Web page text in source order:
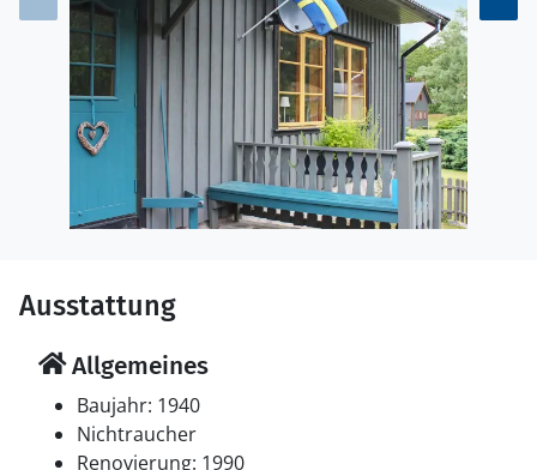
Ausstattung
Allgemeines
Baujahr: 1940
Nichtraucher
Renovierung: 1990